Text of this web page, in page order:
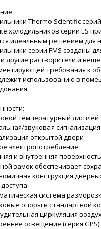
Thermo Scientific
холодильников серии ES
идеальным решением для
серии FMS созданы
другие растворители и
требования к
использованию в
температурный дисплей
звуковая
открытой двери
электропотребление
и внутренняя
замок обеспечивает
конструкция
система
опоры в стандартной
циркуляция
освещение (серия GPS)